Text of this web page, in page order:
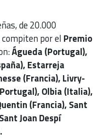
de 20.000
por el Premio
Águeda (Portugal),
Estarreja
(Francia), Livry-
Olbia (Italia),
(Francia), Sant
Joan Despí